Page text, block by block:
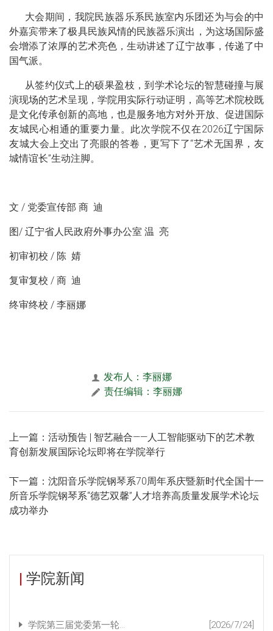
| 学院新闻
学院第三届党委第一轮... [2026/7/24]
大会期间，我院民族器乐系民族室内乐团还为与会的中
外嘉宾带来了极具民族风情的民族器乐演出，为这场国际盛
会增添了浓厚的艺术亮色，生动讲述了辽宁故事，传递了中
国气派。
从签约仪式上的硕果盈枝，到学术论坛的智慧碰撞与展
演现场的艺术呈现，学院用实际行动证明，高等艺术院校既
是文化传承创新的高地，也是服务地方对外开放、促进国际
友城民心相通的重要力量。此次学院不仅在2026辽宁国际
友城大会上交出了亮眼的答卷，更写下了“艺术无国界，友
城情谊长”生动注脚。
文 / 党委宣传部 商 迪
图/ 辽宁省人民政府外事办公室 温 亮
初审初校 / 陈 婧
复审复校 / 商 迪
终审终校 / 李丽娜
发布人：李丽娜
责任编辑：李丽娜
上一篇：活动预告 | 智艺融合——人工智能驱动下的艺术教
育创新发展国际论坛即将在学院举行
下一篇：沈阳音乐学院钢琴系70周年系庆暨新时代全国十一
所音乐学院钢琴系“德艺双馨”人才培养高质量发展学术论坛
成功举办